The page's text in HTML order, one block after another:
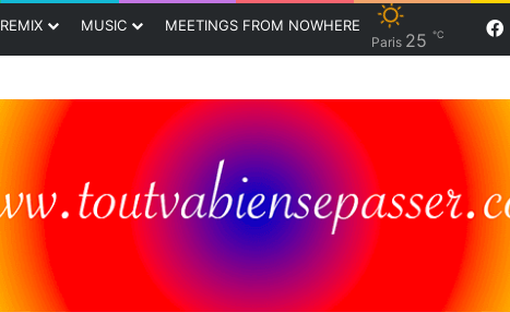
REMIX MUSIC MEETINGS FROM NOWHERE
Paris 25 ℃